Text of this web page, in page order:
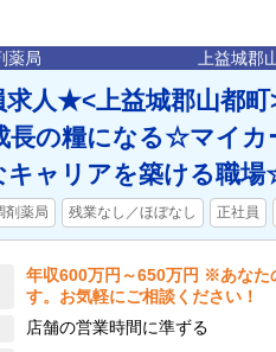
薬局 上益城郡
人★<上益城郡山都町
長の糧になる☆マイカ
キャリアを築ける職
剤薬局 残業なし／ほぼなし 正社員
年収600万円～650万円 ※あなた
す。お気軽にご相談ください！
店舗の営業時間に準ずる